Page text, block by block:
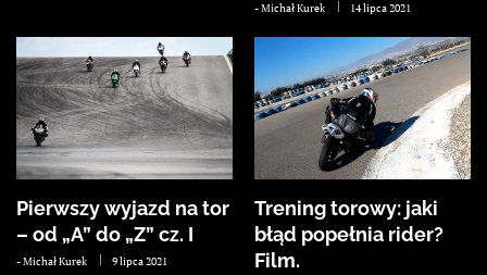
-Michał Kurek 14 lipca 2021
Pierwszy wyjazd na tor
– od „A” do „Z” cz. I
-Michał Kurek 9 lipca 2021
Trening torowy: jaki
błąd popełnia rider?
Film.